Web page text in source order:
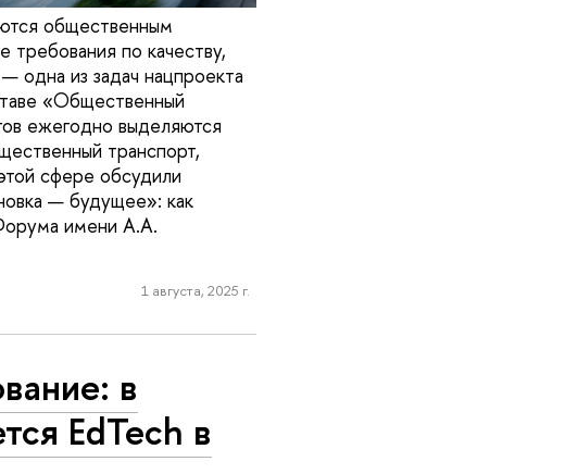
общественным
по качеству,
одна из задач нацпроекта
«Общественный
ежегодно выделяются
транспорт,
сфере обсудили
— будущее»: как
имени А.А.
1 августа, 2025 г.
в
EdTech в